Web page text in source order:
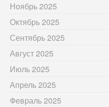
Ноябрь 2025
Октябрь 2025
Сентябрь 2025
Август 2025
Июль 2025
Апрель 2025
Февраль 2025